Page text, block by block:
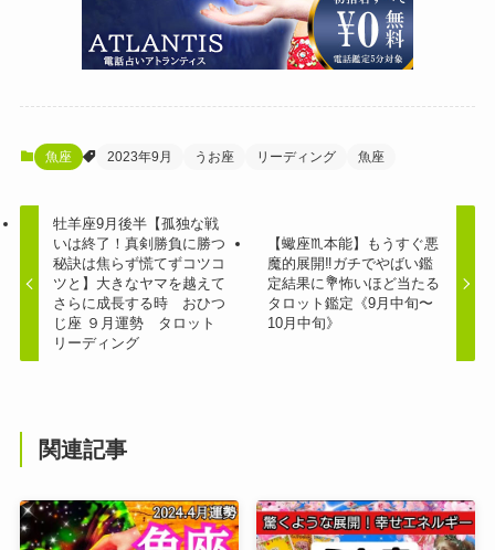
魚座 2023年9月 うお座 リーディング 魚座
牡羊座9月後半【孤独な戦
いは終了！真剣勝負に勝つ
秘訣は焦らず慌てずコツコ
ツと】大きなヤマを越えて
さらに成長する時 おひつ
じ座 ９月運勢 タロット
リーディング
【蠍座♏️本能】もうすぐ悪
魔的展開‼️ガチでやばい鑑
定結果に💐怖いほど当たる
タロット鑑定《9月中旬〜
10月中旬》
関連記事